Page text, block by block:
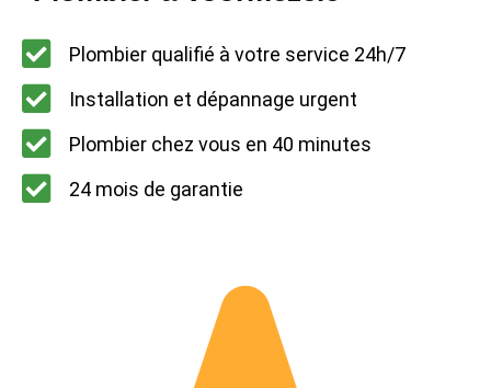
Plombier qualifié à votre service 24h/7
Installation et dépannage urgent
Plombier chez vous en 40 minutes
24 mois de garantie